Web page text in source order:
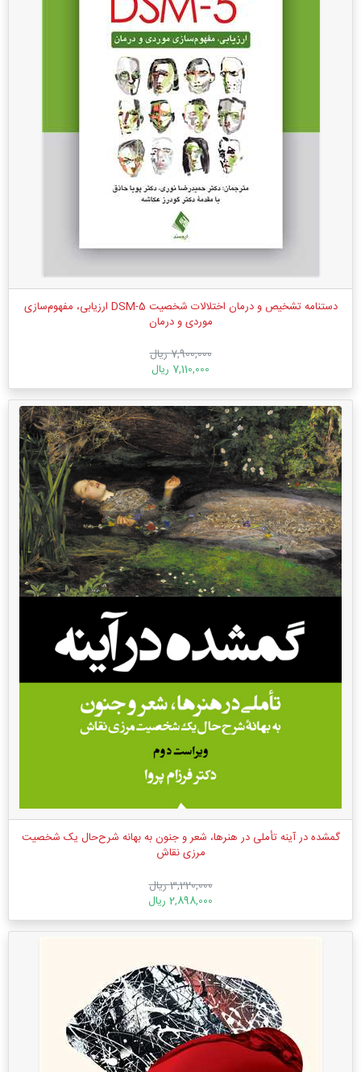
دستنامه تشخیص و درمان اختلالات شخصیت DSM-5 ارزیابی، مفهوم‌سازی
موردی و درمان
7,900,000 ریال
7,110,000 ریال
گمشده در آینه تأملی در هنرها، شعر و جنون به بهانه شرح‌حال یک شخصیت
مرزی نقاش
3,220,000 ریال
2,898,000 ریال